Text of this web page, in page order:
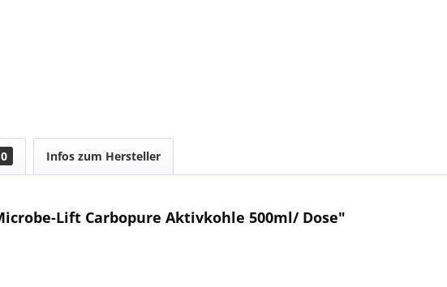
0 Infos zum Hersteller
Lift Carbopure Aktivkohle 500ml/ Dose"